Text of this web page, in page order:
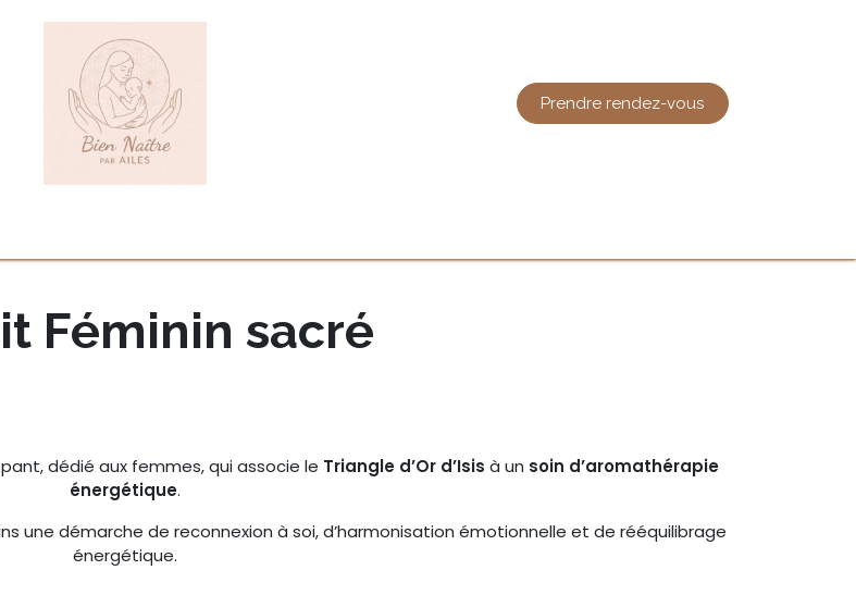
Prendre rendez-vous
Féminin sacré
dédié aux femmes, qui associe le Triangle d’Or d’Isis à un soin d’aromathérapie
énergétique.
une démarche de reconnexion à soi, d’harmonisation émotionnelle et de rééquilibrage
énergétique.